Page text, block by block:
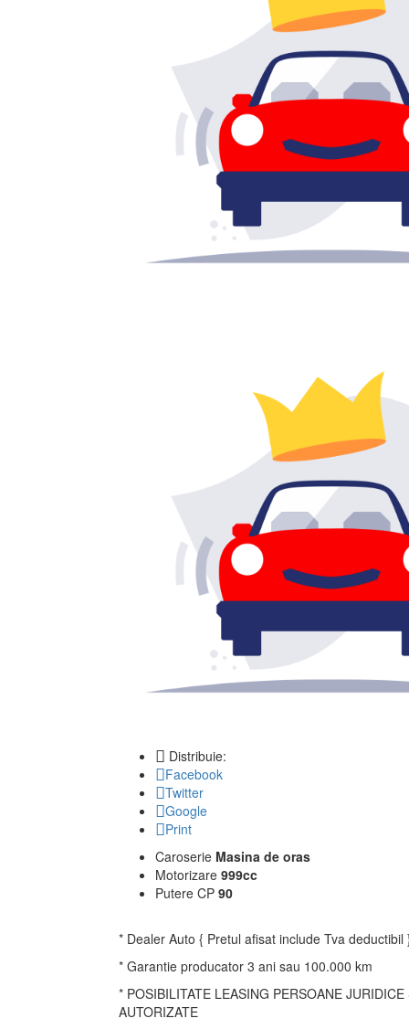
Distribuie:
Facebook
Twitter
Google
Print
Caroserie Masina de oras
Motorizare 999cc
Putere CP 90
* Dealer Auto { Pretul afisat include Tva deductibil
* Garantie producator 3 ani sau 100.000 km
* POSIBILITATE LEASING PERSOANE
AUTORIZATE